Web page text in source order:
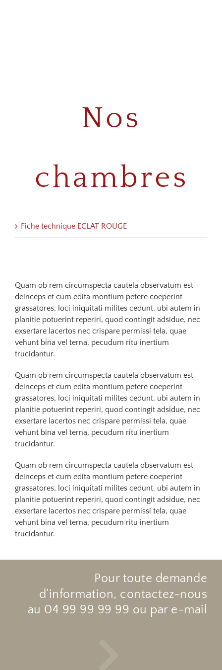
Nos
chambres
Fiche technique ECLAT ROUGE
Quam ob rem circumspecta cautela observatum est
deinceps et cum edita montium petere coeperint
grassatores, loci iniquitati milites cedunt. ubi autem in
planitie potuerint reperiri, quod contingit adsidue, nec
exsertare lacertos nec crispare permissi tela, quae
vehunt bina vel terna, pecudum ritu inertium
trucidantur.
Quam ob rem circumspecta cautela observatum est
deinceps et cum edita montium petere coeperint
grassatores, loci iniquitati milites cedunt. ubi autem in
planitie potuerint reperiri, quod contingit adsidue, nec
exsertare lacertos nec crispare permissi tela, quae
vehunt bina vel terna, pecudum ritu inertium
trucidantur.
Quam ob rem circumspecta cautela observatum est
deinceps et cum edita montium petere coeperint
grassatores, loci iniquitati milites cedunt. ubi autem in
planitie potuerint reperiri, quod contingit adsidue, nec
exsertare lacertos nec crispare permissi tela, quae
vehunt bina vel terna, pecudum ritu inertium
trucidantur.
Pour toute demande
d’information, contactez-nous
au 04 99 99 99 99 ou par e-mail